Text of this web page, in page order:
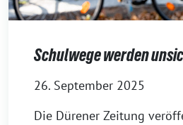
Schulwege werden
26. September 2025
Die Dürener Zeitung